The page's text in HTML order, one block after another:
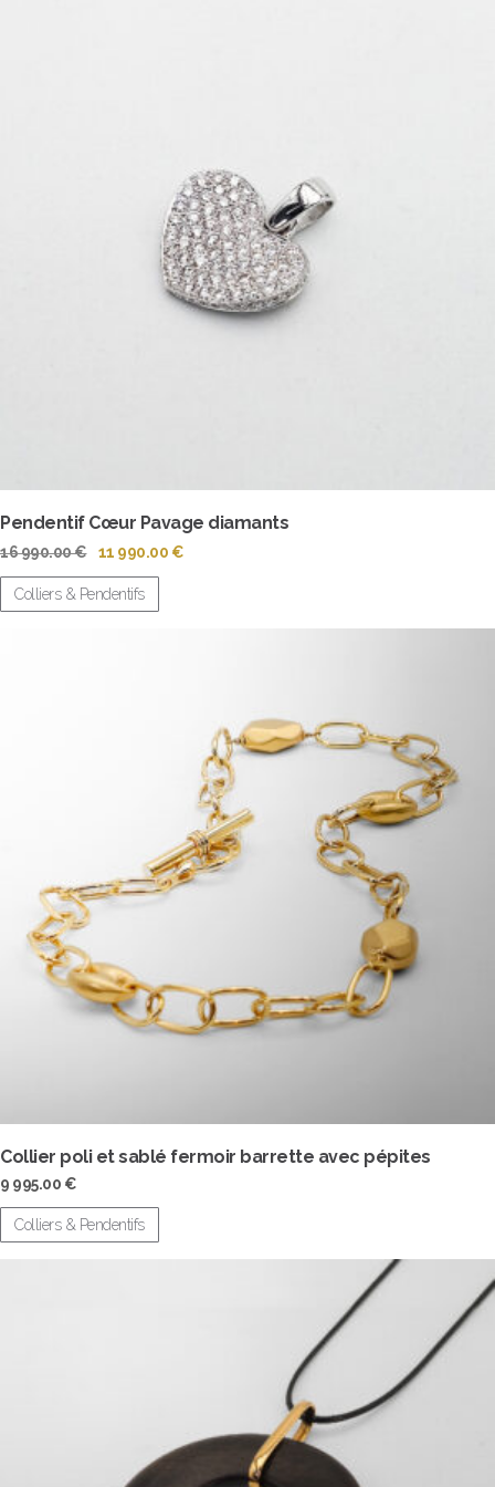
Pendentif Cœur Pavage diamants
16 990.00€
Le
initial
était :
11 990.00 €Le
Colliers & Pendentifs
Collier poli et sablé fermoir barrette avec pépites
9 995.00 €
Colliers & Pendentifs